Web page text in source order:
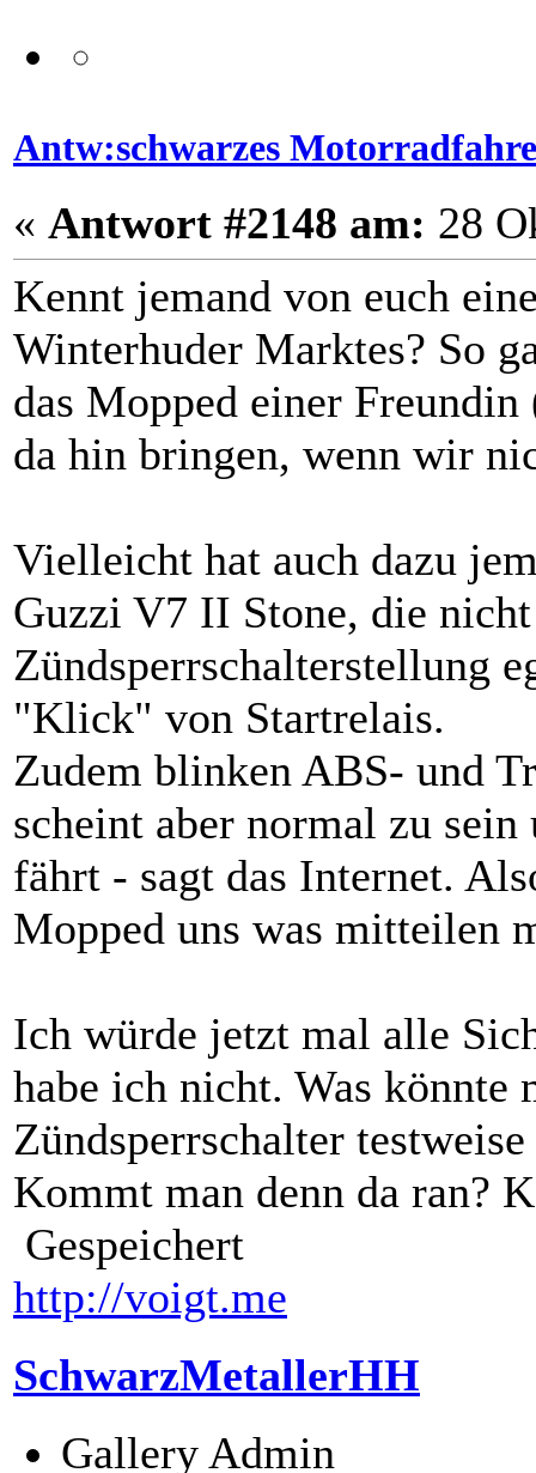
Antw:schwarzes
« Antwort #2148 am: 28
Kennt jemand von euch
Winterhuder Marktes? So
das Mopped einer
da hin bringen, wenn wir
Vielleicht hat auch dazu
Guzzi V7 II Stone, die
Zündsperrschalterstellung
"Klick" von Startrelais.
Zudem blinken ABS- und
scheint aber normal zu
fährt - sagt das Internet.
Mopped uns was mitteilen
Ich würde jetzt mal alle
habe ich nicht. Was könnte
Zündsperrschalter
Kommt man denn da ran?
Gespeichert
http://voigt.me
SchwarzMetallerHH
Gallery Admin